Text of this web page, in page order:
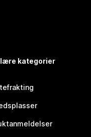
kategorier